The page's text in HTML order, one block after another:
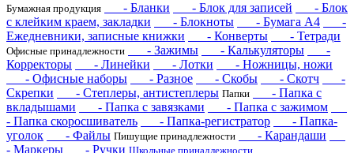
Бумажная продукция - Бланки - Блок для записей
- Блок
с клейким краем, закладки
- Блокноты - Бумага А4
-
Ежедневники, записные книжки
- Конверты - Тетради
Офисные принадлежности - Зажимы - Калькуляторы
-
Корректоры
- Линейки - Лотки
- Ножницы, ножи
- Офисные наборы
- Разное - Скобы - Скотч
-
Скрепки
- Степлеры, антистеплеры Папки
- Папка с
вкладышами
- Папка с завязками
- Папка с зажимом
- Папка скоросшиватель
- Папка-регистратор
- Папка-
уголок
- Файлы Пишущие принадлежности
- Карандаши
- Маркеры
- Ручки Школьные принадлежности